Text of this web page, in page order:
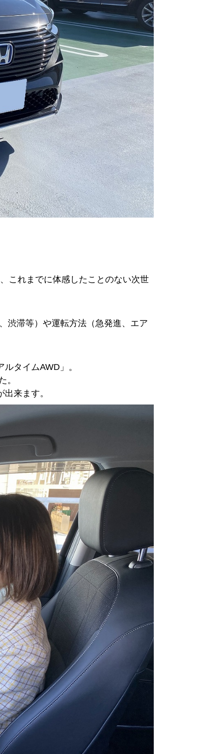
これまでに体感したことのない次世
渋滞等）や運転方法（急発進、エア
タイムAWD」。
。
来ます。